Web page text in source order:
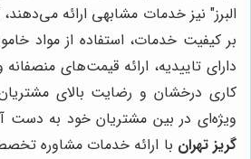
البرز" نیز خدمات مشابهی ارائه می‌دهند،
بر کیفیت خدمات، استفاده از مواد
دارای تاییدیه، ارائه قیمت‌های
کاری درخشان و رضایت بالای
ویژه‌ای در بین مشتریان خود به دست
گریز تهران با ارائه خدمات مشاوره